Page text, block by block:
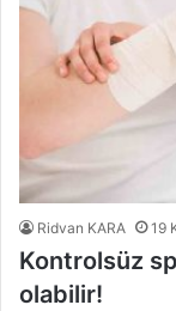
Ridvan KARA 19
Kontrolsüz
olabilir!